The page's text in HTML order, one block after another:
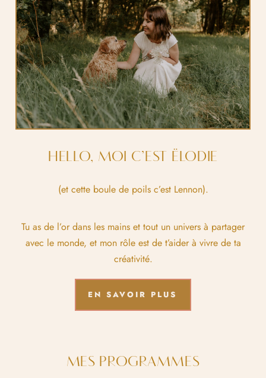
HELLO, MOI C’EST ËLODIE
(et cette boule de poils c’est Lennon).
Tu as de l’or dans les mains et tout un univers à partager
avec le monde, et mon rôle est de t’aider à vivre de ta
créativité.
EN SAVOIR PLUS
MES PROGRAMMES